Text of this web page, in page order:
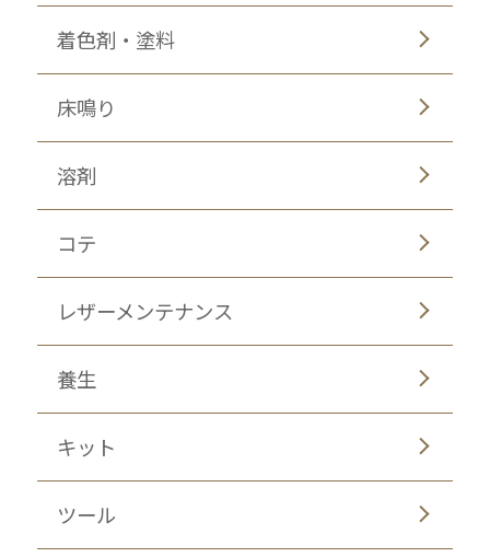
着色剤・塗料
床鳴り
溶剤
コテ
レザーメンテナンス
養生
キット
ツール